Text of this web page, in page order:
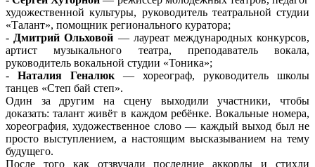
художественной культуры, руководитель театральной студии
«Талант», помощник регионального куратора;
- Дмитрий Ольховой — лауреат международных конкурсов,
артист музыкального театра, преподаватель вокала,
руководитель вокальной студии «Тоника»;
- Наталия Геналюк — хореограф, руководитель школы
танцев «Степ бай степ».
Один за другим на сцену выходили участники, чтобы
доказать: талант живёт в каждом ребёнке. Вокальные номера,
хореография, художественное слово — каждый выход был не
просто выступлением, а настоящим высказыванием на тему
будущего.
После того как отзвучали последние аккорды и стихли